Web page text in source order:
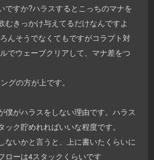
ですか?ハラスするとこっちのマナを
むきっかけ与えてるだけなんですよ
んそうでなくてもですがコラプト対
でウェーブクリアして、マナ差をつ
グの方が上です。
僕がハラスをしない理由です。ハラス
ク貯めれればいいな程度です。
ないかと言うと、上に書いたくらいに
ローは4スタックくらいです